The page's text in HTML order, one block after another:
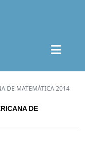
DE MATEMÁTICA 2014
DE